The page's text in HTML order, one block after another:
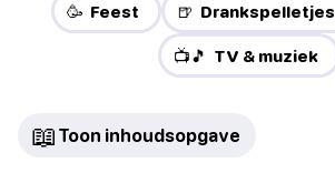
🥳 Feest 🍺 Drankspelletjes
📺🎵 TV & muziek
📖 Toon inhoudsopgave